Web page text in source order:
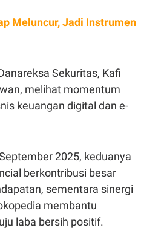
Meluncur, Jadi Instrumen
Sekuritas, Kafi
melihat momentum
keuangan digital dan e-
2025, keduanya
berkontribusi besar
sementara sinergi
membantu
laba bersih positif.